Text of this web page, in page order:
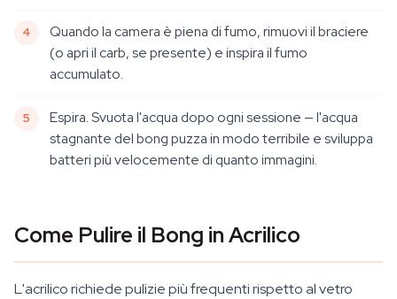
Quando la camera è piena di fumo, rimuovi il braciere
(o apri il carb, se presente) e inspira il fumo
accumulato.
Espira. Svuota l'acqua dopo ogni sessione — l'acqua
stagnante del bong puzza in modo terribile e sviluppa
batteri più velocemente di quanto immagini.
Come Pulire il Bong in Acrilico
L'acrilico richiede pulizie più frequenti rispetto al vetro